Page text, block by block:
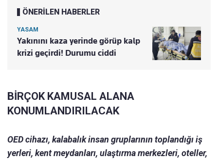
ÖNERİLEN HABERLER
YASAM
Yakınını kaza yerinde görüp kalp
krizi geçirdi! Durumu ciddi
BİRÇOK KAMUSAL ALANA
KONUMLANDIRILACAK
OED cihazı, kalabalık insan gruplarının toplandığı iş
yerleri, kent meydanları, ulaştırma merkezleri, oteller,